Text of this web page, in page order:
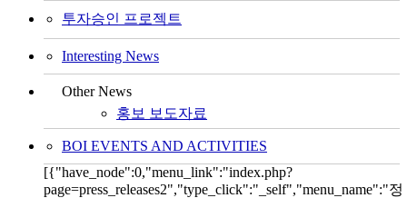
투자승인 프로젝트
Interesting News
Other News
홍보 보도자료
BOI EVENTS AND ACTIVITIES
[{"have_node":0,"menu_link":"index.php?
page=press_releases2","type_click":"_self","menu_name":"정